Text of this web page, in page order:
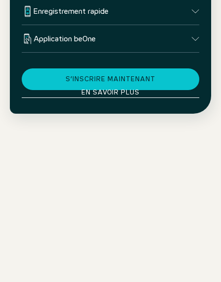
Enregistrement rapide
Application beOne
S’INSCRIRE MAINTENANT
EN SAVOIR PLUS